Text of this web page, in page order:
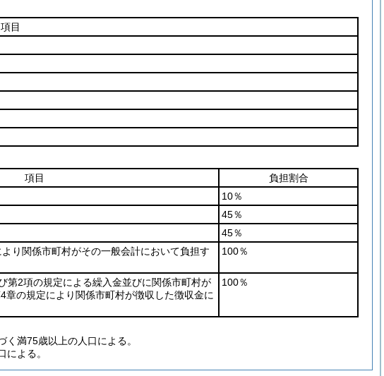
項目
項目
負担割合
10％
45％
45％
り関係市町村がその一般会計において負担す
100％
第2項の規定による繰入金並びに関係市町村が
章の規定により関係市町村が徴収した徴収金に
100％
満75歳以上の人口による。
よる。